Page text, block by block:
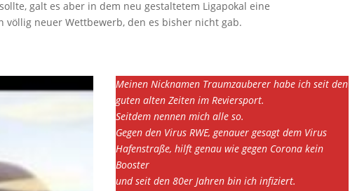
galt es aber in dem neu gestaltetem Ligapokal eine
völlig neuer Wettbewerb, den es bisher nicht gab.
Meinen Nicknamen Traumzauberer habe ich seit den
guten alten Zeiten im Reviersport.
Seitdem nennen mich alle so.
Gegen den Virus RWE, genauer gesagt dem Virus
Hafenstraße, hilft genau wie gegen Corona kein
Booster
und seit den 80er Jahren bin ich infiziert.